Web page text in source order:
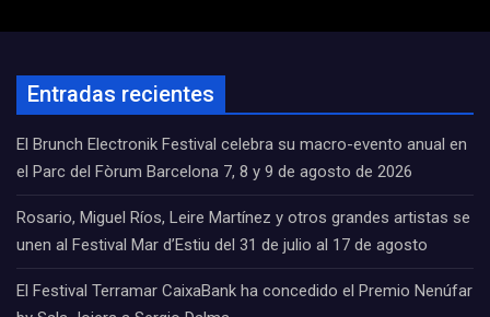
Entradas recientes
El Brunch Electronik Festival celebra su macro-evento anual en
el Parc del Fòrum Barcelona 7, 8 y 9 de agosto de 2026
Rosario, Miguel Ríos, Leire Martínez y otros grandes artistas se
unen al Festival Mar d’Estiu del 31 de julio al 17 de agosto
El Festival Terramar CaixaBank ha concedido el Premio Nenúfar